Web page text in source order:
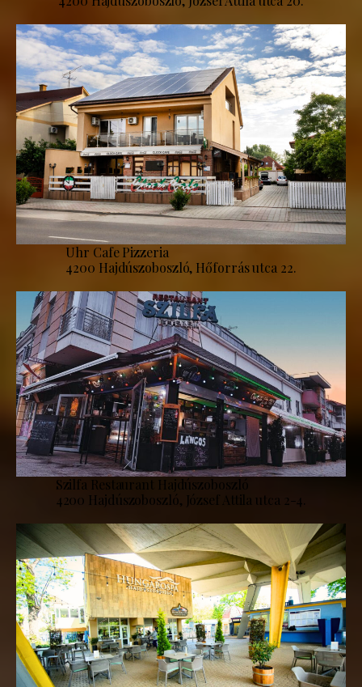
Uhr Cafe Pizzeria
4200 Hajdúszoboszló, Hőforrás utca 22.
Szilfa Restaurant Hajdúszoboszló
4200 Hajdúszoboszló, József Attila utca 2-4.